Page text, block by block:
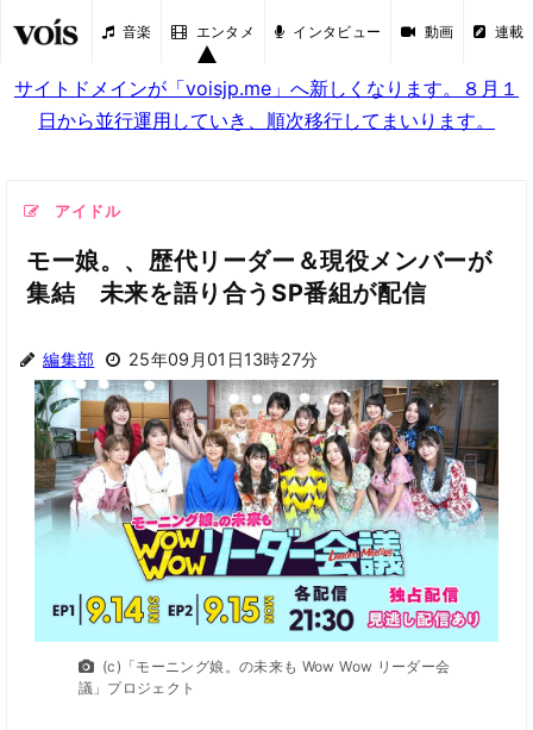
音楽 エンタメ インタビュー 動画 連載
サイトドメインが「voisjp.me」へ新しくなります。８月１
日から並行運用していき、順次移行してまいります。
アイドル
モー娘。、歴代リーダー＆現役メンバーが
集結 未来を語り合うSP番組が配信
編集部 25年09月01日13時27分
(c)「モーニング娘。の未来も Wow Wow リーダー会
議」プロジェクト